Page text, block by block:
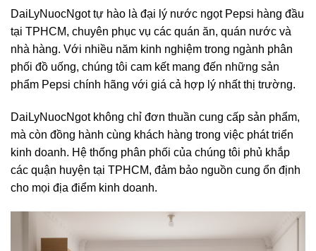
DaiLyNuocNgot tự hào là đại lý nước ngọt Pepsi hàng đầu
tại TPHCM, chuyên phục vụ các quán ăn, quán nước và
nhà hàng. Với nhiều năm kinh nghiệm trong ngành phân
phối đồ uống, chúng tôi cam kết mang đến những sản
phẩm Pepsi chính hãng với giá cả hợp lý nhất thị trường.
DaiLyNuocNgot không chỉ đơn thuần cung cấp sản phẩm,
mà còn đồng hành cùng khách hàng trong việc phát triển
kinh doanh. Hệ thống phân phối của chúng tôi phủ khắp
các quận huyện tại TPHCM, đảm bảo nguồn cung ổn định
cho mọi địa điểm kinh doanh.